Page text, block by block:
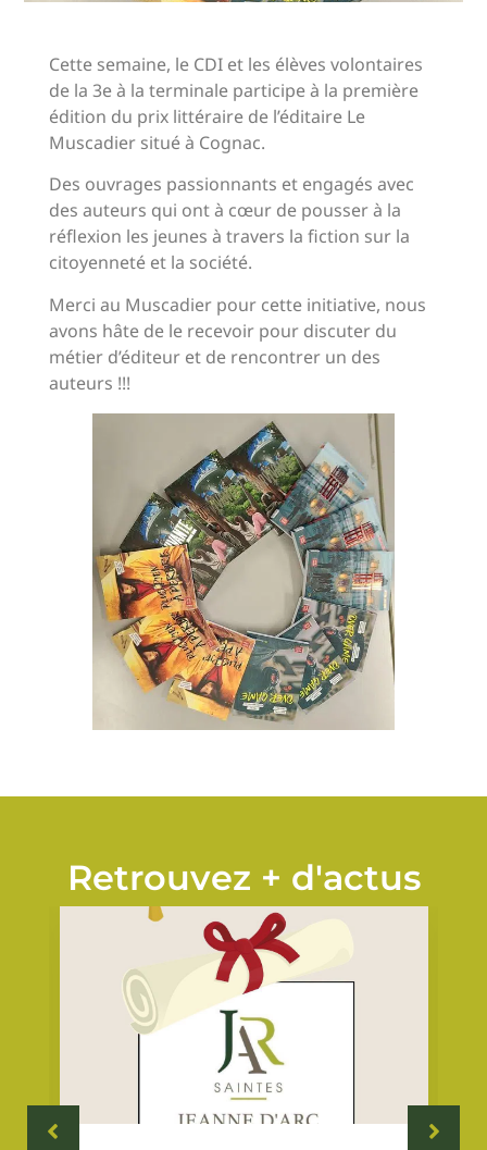
Cette semaine, le CDI et les élèves volontaires
de la 3e à la terminale participe à la première
édition du prix littéraire de l’éditaire Le
Muscadier situé à Cognac.
Des ouvrages passionnants et engagés avec
des auteurs qui ont à cœur de pousser à la
réflexion les jeunes à travers la fiction sur la
citoyenneté et la société.
Merci au Muscadier pour cette initiative, nous
avons hâte de le recevoir pour discuter du
métier d’éditeur et de rencontrer un des
auteurs !!!
Retrouvez + d'actus